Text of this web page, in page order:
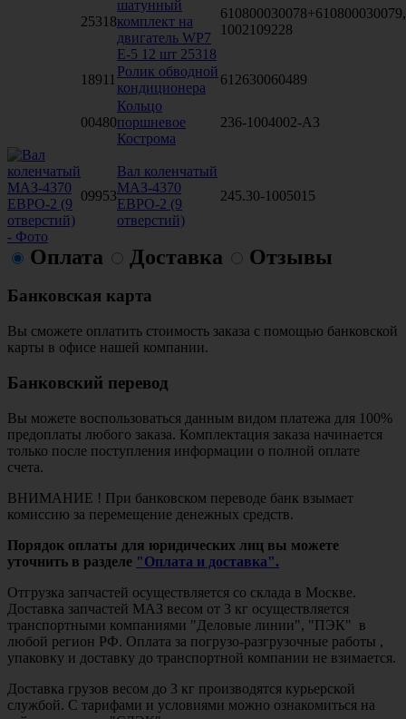
25318
шатунный
комплект на
двигатель WP7
Е-5 12 шт 25318
610800030078+610800030079,
1002109228
18911
Ролик обводной
кондиционера
612630060489
00480
Кольцо
поршневое
Кострома
236-1004002-А3
09953
Вал коленчатый
МАЗ-4370
ЕВРО-2 (9
отверстий)
245.30-1005015
Оплата Доставка Отзывы
Банковская карта
Вы сможете оплатить стоимость заказа с помощью банковской
карты в офисе нашей компании.
Банковский перевод
Вы можете воспользоваться данным видом платежа для 100%
предоплаты любого заказа. Комплектация заказа начинается
только после поступления информации о полной оплате
счета.
ВНИМАНИЕ ! При банковском переводе банк взымает
комиссию за перемещение денежных средств.
Порядок оплаты для юридических лиц вы можете
уточнить в разделе "Оплата и доставка".
Отгрузка запчастей осуществляется со склада в Москве.
Доставка запчастей МАЗ весом от 3 кг осуществляется
транспортными компаниями "Деловые линии", "ПЭК" в
любой регион РФ. Оплата за погрузо-разгрузочные работы ,
упаковку и доставку до транспортной компании не взимается.
Доставка грузов весом до 3 кг производятся курьерской
службой. С тарифами и условиями можно ознакомиться на